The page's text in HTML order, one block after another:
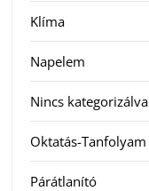
Klíma
Napelem
Nincs kategorizálva
Oktatás-Tanfolyam
Párátlanító